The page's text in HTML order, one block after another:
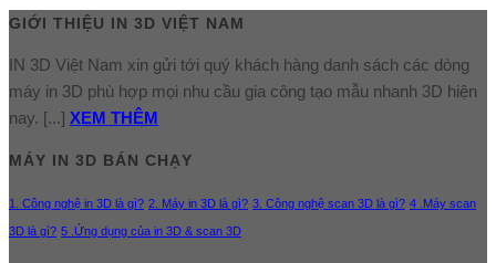
GIỚI THIỆU IN 3D VIỆT NAM
IN 3D Việt Nam xin gửi tới quý khách hàng danh sách các dòng
máy in 3D phù hợp mọi nhu cầu gia công tạo mẫu nhanh 3D hiện
nay. [...] XEM THÊM
MÁY IN 3D BÁN CHẠY
1. Công nghệ in 3D là gì? 2. Máy in 3D là gì? 3. Công nghệ scan 3D là gì? 4 .Máy scan
3D là gì? 5 .Ứng dụng của in 3D & scan 3D